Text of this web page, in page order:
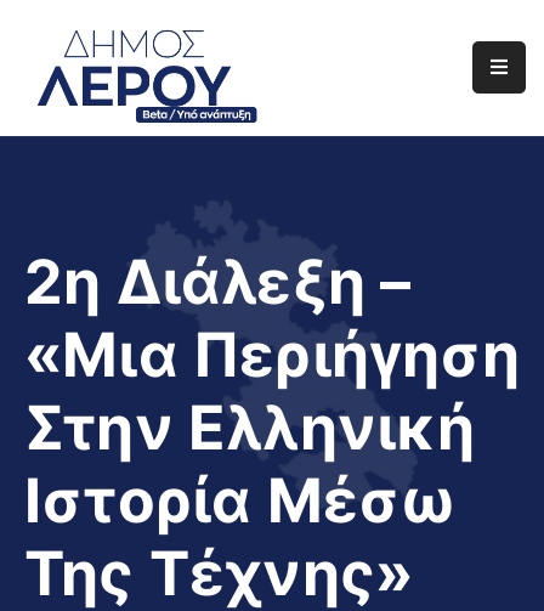
Αρχική
Διαφάνεια
Το
Μας
2η Διάλεξη –
«Μια Περιήγηση
Στην Ελληνική
Ιστορία Μέσω
Της Τέχνης»